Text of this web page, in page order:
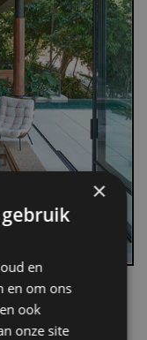
×
en
en om ons
ook
onze site